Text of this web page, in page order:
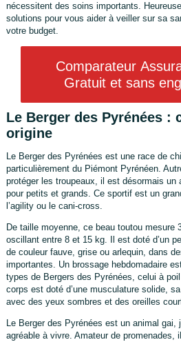
nécessitent des soins importants.
solutions pour vous aider à veiller sur sa
votre budget.
Comparateur
Gratuit et sans
Le Berger des Pyrénées :
origine
Le Berger des Pyrénées est une race de
particulièrement du Piémont Pyrénéen.
protéger les troupeaux, il est désormais un
pour petits et grands. Ce sportif est un
l’agility ou le cani-cross.
De taille moyenne, ce beau toutou mesure
oscillant entre 8 et 15 kg. Il est doté d’un
de couleur fauve, grise ou arlequin, dans
importantes. Un brossage hebdomadaire
types de Bergers des Pyrénées, celui à
corps est doté d’une musculature solide,
avec des yeux sombres et des oreilles
Le Berger des Pyrénées est un animal
agréable à vivre. Amateur de promenades,